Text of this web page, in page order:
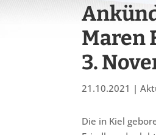
Maren
3.
21.10.2021 |
Die in Kiel